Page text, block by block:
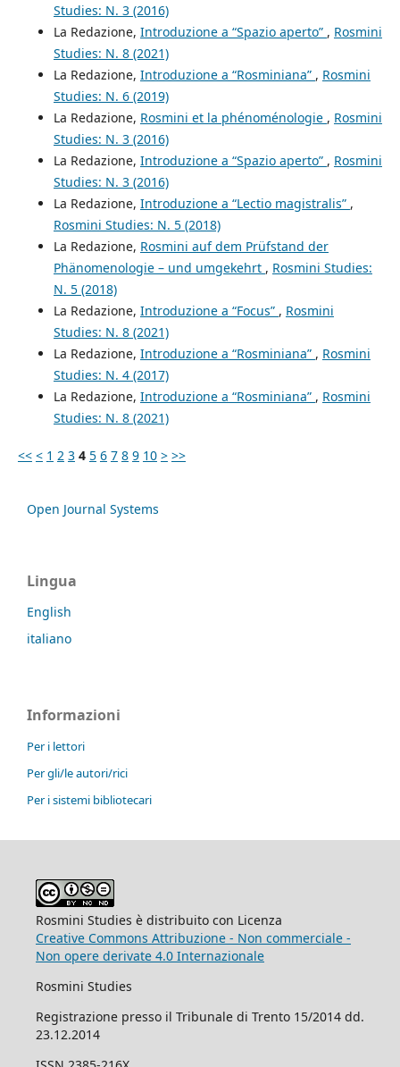
Studies: N. 3 (2016)
La Redazione, Introduzione a “Spazio aperto” , Rosmini
Studies: N. 8 (2021)
La Redazione, Introduzione a “Rosminiana” , Rosmini
Studies: N. 6 (2019)
La Redazione, Rosmini et la phénoménologie , Rosmini
Studies: N. 3 (2016)
La Redazione, Introduzione a “Spazio aperto” , Rosmini
Studies: N. 3 (2016)
La Redazione, Introduzione a “Lectio magistralis” ,
Rosmini Studies: N. 5 (2018)
La Redazione, Rosmini auf dem Prüfstand der
Phänomenologie – und umgekehrt , Rosmini Studies:
N. 5 (2018)
La Redazione, Introduzione a “Focus” , Rosmini
Studies: N. 8 (2021)
La Redazione, Introduzione a “Rosminiana” , Rosmini
Studies: N. 4 (2017)
La Redazione, Introduzione a “Rosminiana” , Rosmini
Studies: N. 8 (2021)
<< < 1 2 3 4 5 6 7 8 9 10 > >>
Open Journal Systems
Lingua
English
italiano
Informazioni
Per i lettori
Per gli/le autori/rici
Per i sistemi bibliotecari
Rosmini Studies è distribuito con Licenza
Creative Commons Attribuzione - Non commerciale -
Non opere derivate 4.0 Internazionale
Rosmini Studies
Registrazione presso il Tribunale di Trento 15/2014 dd.
23.12.2014